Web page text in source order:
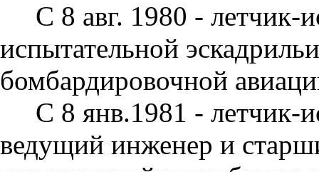
С 8 авг. 1980 - летчик-
испытатель­ной
бомбардировочной
С 8 янв.1981 - летчик-
ведущий инженер и